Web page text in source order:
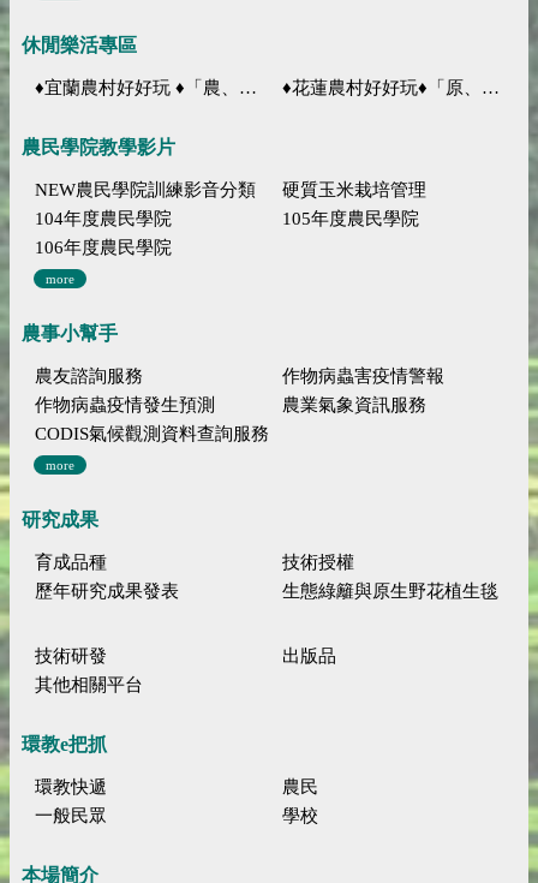
休閒樂活專區
♦宜蘭農村好好玩 ♦「農、藝、山、水」四條遊程推薦 ♦花蓮農村好好玩♦「原、生、慢、活」四條遊程推薦
農民學院教學影片
NEW農民學院訓練影音分類
硬質玉米栽培管理
104年度農民學院
105年度農民學院
106年度農民學院
more
農事小幫手
農友諮詢服務
作物病蟲害疫情警報
作物病蟲疫情發生預測
農業氣象資訊服務
CODIS氣候觀測資料查詢服務
more
研究成果
育成品種
技術授權
歷年研究成果發表
生態綠籬與原生野花植生毯
技術研發
出版品
其他相關平台
環教e把抓
環教快遞
農民
一般民眾
學校
本場簡介